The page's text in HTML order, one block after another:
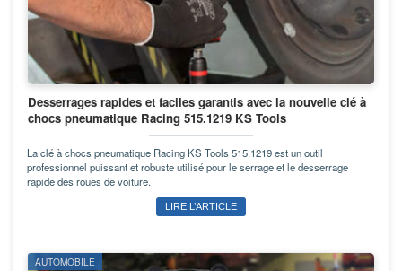
Desserrages rapides et faciles garantis avec la nouvelle clé à
chocs pneumatique Racing 515.1219 KS Tools
La clé à chocs pneumatique Racing KS Tools 515.1219 est un outil
professionnel puissant et robuste utilisé pour le serrage et le desserrage
rapide des roues de voiture.
LIRE L’ARTICLE
AUTOMOBILE